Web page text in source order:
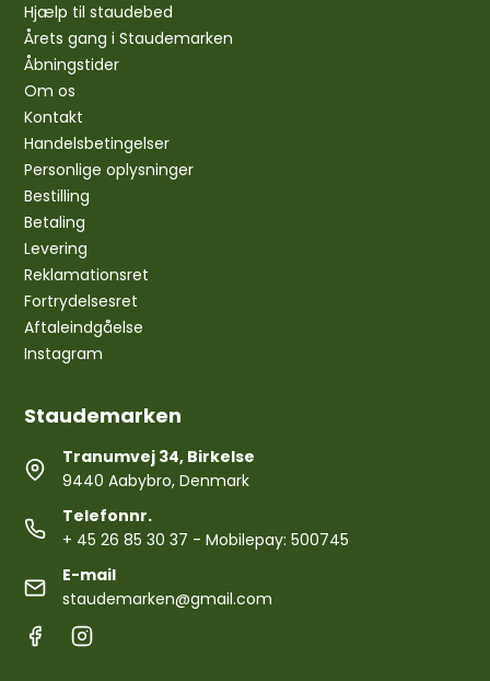
Hjælp til staudebed
Årets gang i Staudemarken
Åbningstider
Om os
Kontakt
Handelsbetingelser
Personlige oplysninger
Bestilling
Betaling
Levering
Reklamationsret
Fortrydelsesret
Aftaleindgåelse
Instagram
Staudemarken
Tranumvej 34, Birkelse
9440 Aabybro, Denmark
Telefonnr.
+ 45 26 85 30 37 - Mobilepay: 500745
E-mail
staudemarken@gmail.com